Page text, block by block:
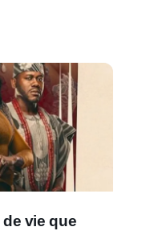
vie que